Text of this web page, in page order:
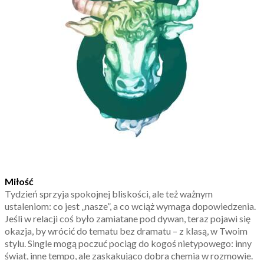
Miłość
Tydzień sprzyja spokojnej bliskości, ale też ważnym
ustaleniom: co jest „nasze”, a co wciąż wymaga dopowiedzenia.
Jeśli w relacji coś było zamiatane pod dywan, teraz pojawi się
okazja, by wrócić do tematu bez dramatu – z klasą, w Twoim
stylu. Single mogą poczuć pociąg do kogoś nietypowego: inny
świat, inne tempo, ale zaskakująco dobra chemia w rozmowie.